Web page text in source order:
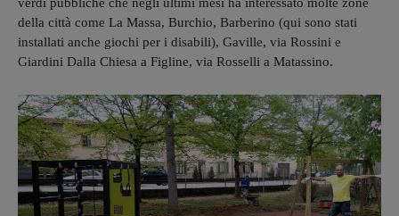
della città come La Massa, Burchio, Barberino (qui sono stati
installati anche giochi per i disabili), Gaville, via Rossini e
Giardini Dalla Chiesa a Figline, via Rosselli a Matassino.